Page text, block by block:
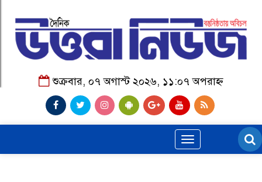
শুক্রবার, ০৭ অগাস্ট ২০২৬, ১১:০৭ অপরাহ্ন
Toggle
navigation